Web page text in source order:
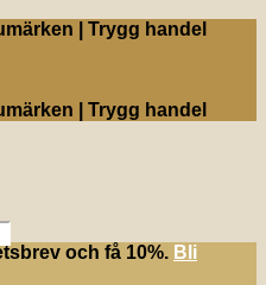
| Trygg handel
| Trygg handel
och få 10%. Bli